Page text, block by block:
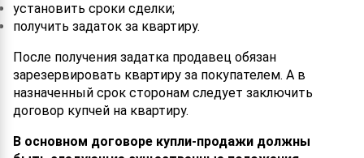
установить сроки сделки;
получить задаток за квартиру.
После получения задатка продавец обязан
зарезервировать квартиру за покупателем. А в
назначенный срок сторонам следует заключить
договор купчей на квартиру.
В основном договоре купли-продажи должны